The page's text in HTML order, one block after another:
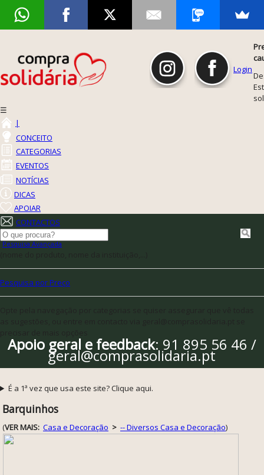
Login
☰
|
CONCEITO
CATEGORIAS
EVENTOS
NOTÍCIAS
DICAS
APOIAR
CONTACTOS
Pesquisa Avançada
Pesquisa por Preço
Apoio geral e feedback: 91 895 56 46 /
geral@comprasolidaria.pt
É a 1ª vez que usa este site? Clique aqui.
Barquinhos
(VER MAIS: Casa e Decoração > -- Diversos Casa e Decoração)